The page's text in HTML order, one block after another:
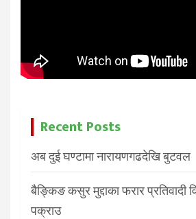
Recent Posts
अब दुई घण्टामा नारायणगढदेखि बुटवल
बैङ्किङ कसुर मुद्दाका फरार प्रतिवादी
पक्राउ